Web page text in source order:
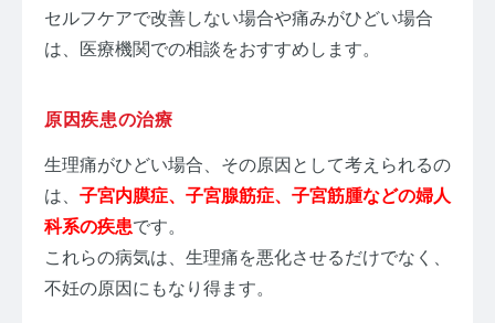
セルフケアで改善しない場合や痛みがひどい場合
は、医療機関での相談をおすすめします。
原因疾患の治療
生理痛がひどい場合、その原因として考えられるの
は、 子宮内膜症、子宮腺筋症、子宮筋腫などの婦人
科系の疾患です。
これらの病気は、生理痛を悪化させるだけでなく、
不妊の原因にもなり得ます。